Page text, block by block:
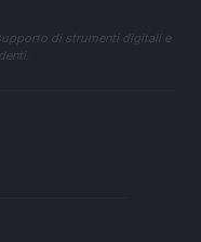
di strumenti digitali e